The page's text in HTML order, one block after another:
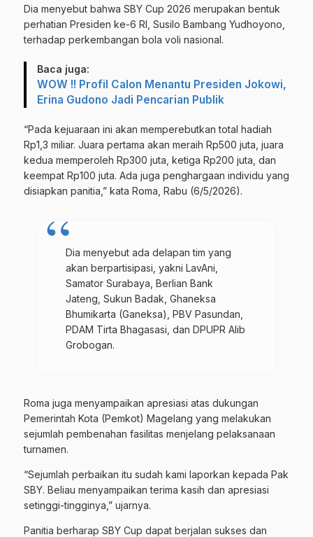
Dia menyebut bahwa SBY Cup 2026 merupakan bentuk
perhatian Presiden ke-6 RI, Susilo Bambang Yudhoyono,
terhadap perkembangan bola voli nasional.
Baca juga:
WOW !! Profil Calon Menantu Presiden Jokowi,
Erina Gudono Jadi Pencarian Publik
“Pada kejuaraan ini akan memperebutkan total hadiah
Rp1,3 miliar. Juara pertama akan meraih Rp500 juta, juara
kedua memperoleh Rp300 juta, ketiga Rp200 juta, dan
keempat Rp100 juta. Ada juga penghargaan individu yang
disiapkan panitia,” kata Roma, Rabu (6/5/2026).
Dia menyebut ada delapan tim yang
akan berpartisipasi, yakni LavAni,
Samator Surabaya, Berlian Bank
Jateng, Sukun Badak, Ghaneksa
Bhumikarta (Ganeksa), PBV Pasundan,
PDAM Tirta Bhagasasi, dan DPUPR Alib
Grobogan.
Roma juga menyampaikan apresiasi atas dukungan
Pemerintah Kota (Pemkot) Magelang yang melakukan
sejumlah pembenahan fasilitas menjelang pelaksanaan
turnamen.
“Sejumlah perbaikan itu sudah kami laporkan kepada Pak
SBY. Beliau menyampaikan terima kasih dan apresiasi
setinggi-tingginya,” ujarnya.
Panitia berharap SBY Cup dapat berjalan sukses dan